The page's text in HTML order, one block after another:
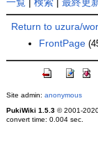
Return to uzura/
FrontPage
Site admin: anonymous
PukiWiki 1.5.3© 2001-
convert time: 0.004 sec.